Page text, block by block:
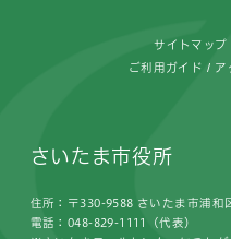
サイトマップ
ご利用ガイド ア
さいたま市役所
住所：〒330-9588 さいたま市浦和
電話：048-829-1111（代表）